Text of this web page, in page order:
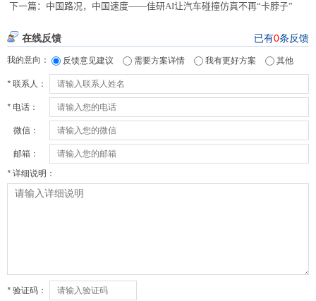
下一篇： 中国路况，中国速度——佳研AI让汽车碰撞仿真不再“卡脖子”